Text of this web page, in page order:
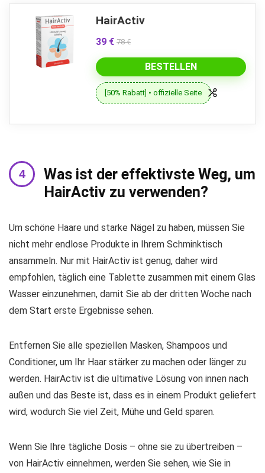
HairActiv
39 € 78 €
BESTELLEN
[50% Rabatt] • offizielle Seite
Was ist der effektivste Weg, um
HairActiv zu verwenden?
Um schöne Haare und starke Nägel zu haben, müssen Sie
nicht mehr endlose Produkte in Ihrem Schminktisch
ansammeln. Nur mit HairActiv ist genug, daher wird
empfohlen, täglich eine Tablette zusammen mit einem Glas
Wasser einzunehmen, damit Sie ab der dritten Woche nach
dem Start erste Ergebnisse sehen.
Entfernen Sie alle speziellen Masken, Shampoos und
Conditioner, um Ihr Haar stärker zu machen oder länger zu
werden. HairActiv ist die ultimative Lösung von innen nach
außen und das Beste ist, dass es in einem Produkt geliefert
wird, wodurch Sie viel Zeit, Mühe und Geld sparen.
Wenn Sie Ihre tägliche Dosis – ohne sie zu übertreiben –
von HairActiv einnehmen, werden Sie sehen, wie Sie in